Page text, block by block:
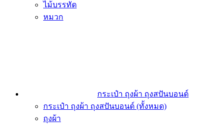
ไม้บรรทัด
หมวก
กระเป๋า ถุงผ้า ถุงสปันบอนด์
กระเป๋า ถุงผ้า ถุงสปันบอนด์ (ทั้งหมด)
ถุงผ้า